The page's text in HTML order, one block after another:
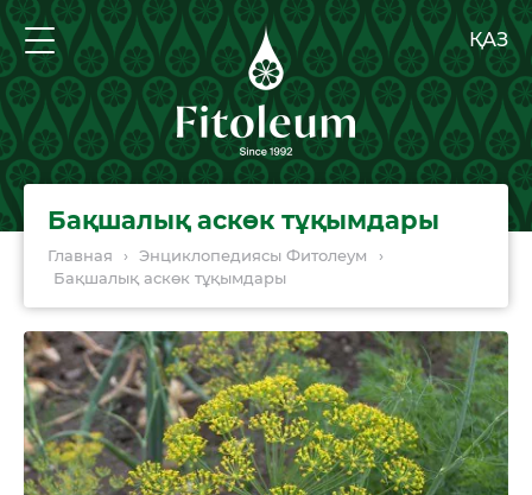
ҚАЗ
Главная › Энциклопедиясы Фитолеум
›
Бақшалық аскөк тұқымдары
Бақшалық аскөк тұқымдары